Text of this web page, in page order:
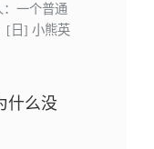
一个普通
[日] 小熊英
什么没